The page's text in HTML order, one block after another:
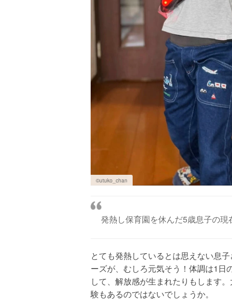
©utuko_chan
発熱し保育園を休んだ5歳息子の現
とても発熱しているとは思えない息
ーズが、むしろ元気そう！体調は1日
して、解放感が生まれたりもします
験もあるのではないでしょうか。